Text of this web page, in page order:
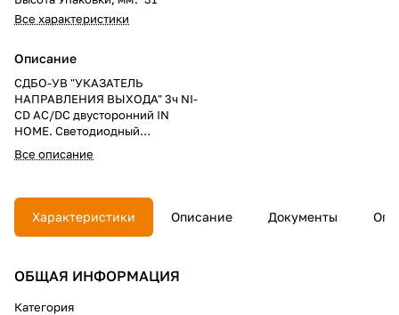
Все характеристики
Описание
СДБО-УВ "УКАЗАТЕЛЬ
НАПРАВЛЕНИЯ ВЫХОДА" 3ч NI-
CD AC/DC двусторонний IN
HOME. Светодиодный
аварийный светильник
(двусторонний). Питание:
работа: 180 мин. Монтаж:
накладной, потолочный или
подвесной. Применение:
производственных зданиях.
Все описание
Характеристики Описание Документы
ОБЩАЯ ИНФОРМАЦИЯ
Категория